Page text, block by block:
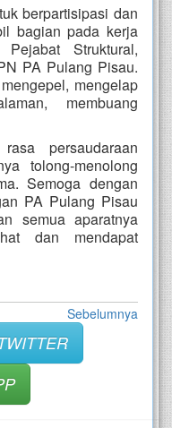
berpartisipasi dan
bagian pada kerja
Struktural,
PA Pulang Pisau.
mengelap
membuang
persaudaraan
tolong-menolong
Semoga dengan
PA Pulang Pisau
semua aparatnya
dan mendapat
Sebelumnya